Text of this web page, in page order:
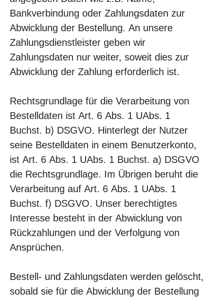
Bankverbindung oder Zahlungsdaten zur
Abwicklung der Bestellung. An unsere
Zahlungsdienstleister geben wir
Zahlungsdaten nur weiter, soweit dies zur
Abwicklung der Zahlung erforderlich ist.
Rechtsgrundlage für die Verarbeitung von
Bestelldaten ist Art. 6 Abs. 1 UAbs. 1
Buchst. b) DSGVO. Hinterlegt der Nutzer
seine Bestelldaten in einem Benutzerkonto,
ist Art. 6 Abs. 1 UAbs. 1 Buchst. a) DSGVO
die Rechtsgrundlage. Im Übrigen beruht die
Verarbeitung auf Art. 6 Abs. 1 UAbs. 1
Buchst. f) DSGVO. Unser berechtigtes
Interesse besteht in der Abwicklung von
Rückzahlungen und der Verfolgung von
Ansprüchen.
Bestell- und Zahlungsdaten werden gelöscht,
sobald sie für die Abwicklung der Bestellung